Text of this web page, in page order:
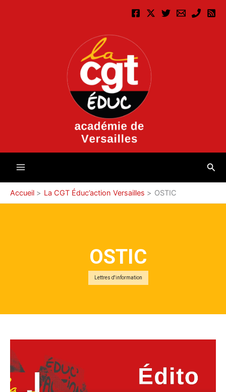
Accueil La CGT Éduc’action Versailles OSTIC
OSTIC
Lettres d'information